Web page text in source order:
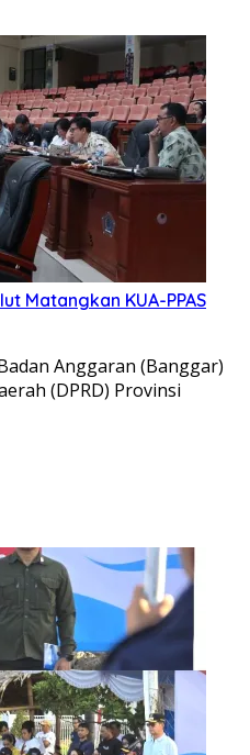
Matangkan KUA-PPAS
Anggaran (Banggar)
(DPRD) Provinsi